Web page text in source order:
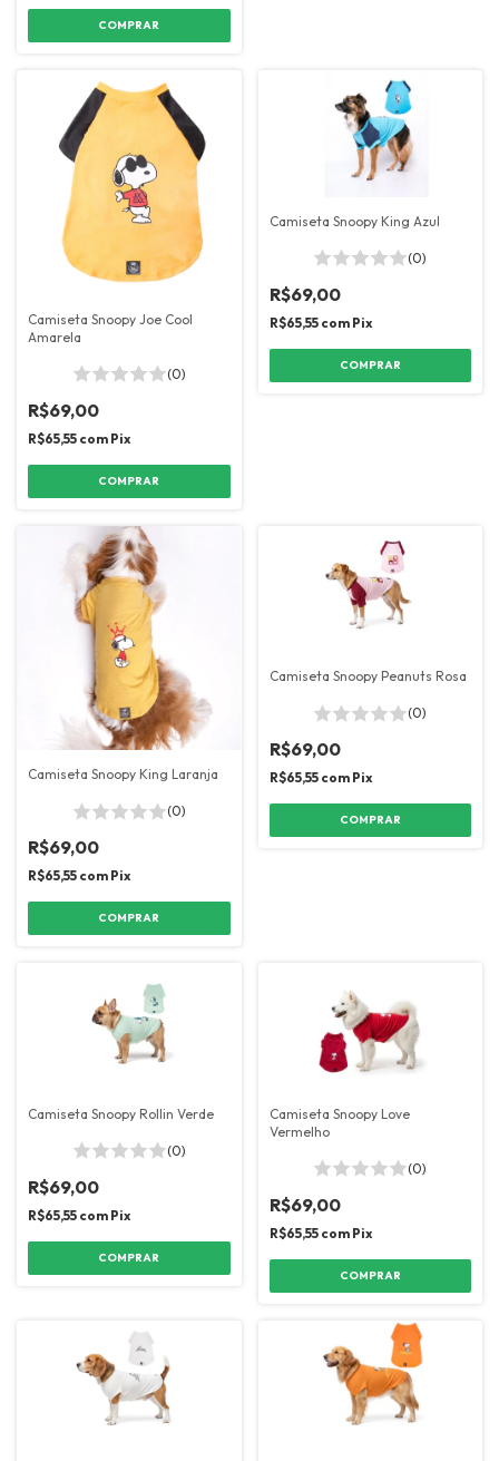
COMPRAR
Camiseta Snoopy Joe Cool
Amarela
(0)
R$69,00
R$65,55 com Pix
COMPRAR
Camiseta Snoopy King Azul
(0)
R$69,00
R$65,55 com Pix
COMPRAR
Camiseta Snoopy King Laranja
(0)
R$69,00
R$65,55 com Pix
COMPRAR
Camiseta Snoopy Peanuts Rosa
(0)
R$69,00
R$65,55 com Pix
COMPRAR
Camiseta Snoopy Rollin Verde
(0)
R$69,00
R$65,55 com Pix
COMPRAR
Camiseta Snoopy Love
Vermelho
(0)
R$69,00
R$65,55 com Pix
COMPRAR